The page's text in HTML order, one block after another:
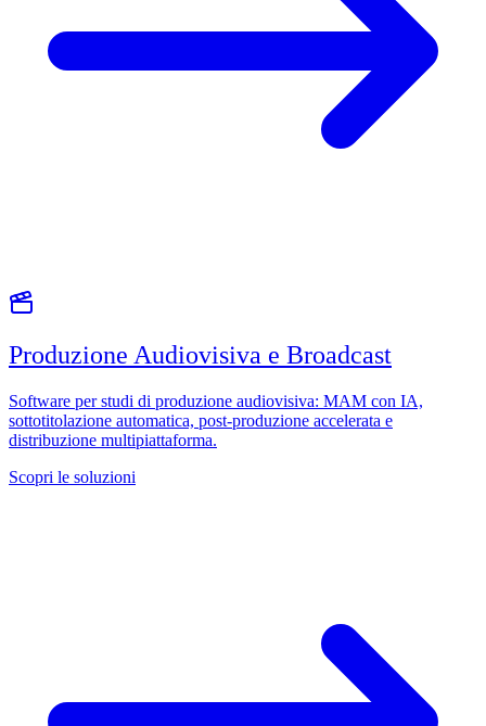
Produzione Audiovisiva e Broadcast
Software per studi di produzione audiovisiva: MAM con IA,
sottotitolazione automatica, post-produzione accelerata e
distribuzione multipiattaforma.
Scopri le soluzioni